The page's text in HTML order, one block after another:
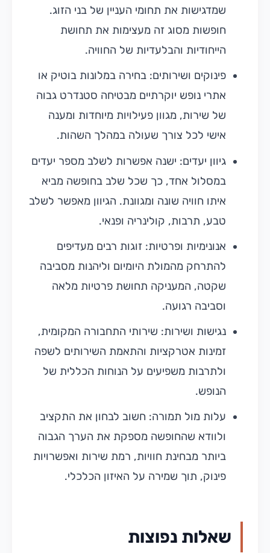
שמדגישות את תחומי העניין של בני הזוג.
חופשות מסוג זה מעצימות את תחושת
הייחודיות והבלעדיות של החוויה.
פינוקים ושירותים: בחירה במלונות בוטיק או
אתרי נופש יוקרתיים מבטיחה סטנדרט גבוה
של שירות, מגוון פעילויות מיוחדות ומענה
אישי לכל צורך שעולה במהלך השהות.
גיוון יעדים: ישנה אפשרות לשלב מספר יעדים
במסלול אחד, כך שכל שלב בחופשה מביא
איתו חוויה שונה ומגוונת. הגיוון מאפשר לשלב
טבע, תרבות, קולינריה ופנאי.
אנונימיות ופרטיות: זוגות רבים מעדיפים
להתרחק מהמולת היומיום וליהנות מסביבה
שקטה, המעניקה תחושת פרטיות מלאה
וסביבה רגועה.
נגישות ושירות: שירותי התחבורה המקומית,
זמינות אטרקציות והתאמת השירותים לשפה
ולתרבות משפיעים על הנוחות הכללית של
הנופש.
עלות מול תמורה: חשוב לבחון את התקציב
ולוודא שהחופשה מספקת את הערך הגבוה
ביותר מבחינת חוויות, רמת שירות ואפשרויות
פינוק, תוך שמירה על האיזון הכלכלי.
שאלות נפוצות